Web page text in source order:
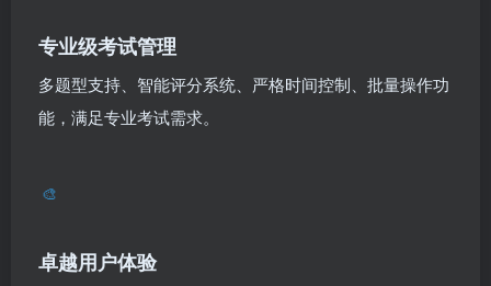
专业级考试管理
多题型支持、智能评分系统、严格时间控制、批量操作功
能，满足专业考试需求。
🎨
卓越用户体验